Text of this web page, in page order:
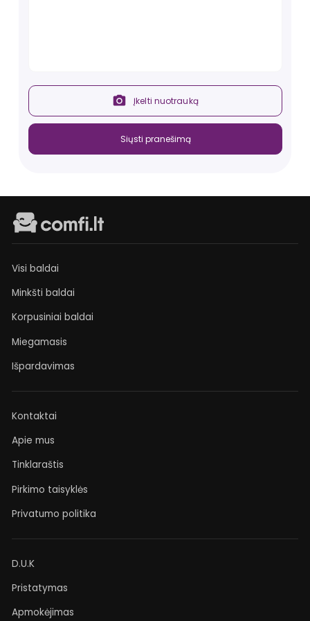
Įkelti nuotrauką
Siųsti pranešimą
Visi baldai
Minkšti baldai
Korpusiniai baldai
Miegamasis
Išpardavimas
Kontaktai
Apie mus
Tinklaraštis
Pirkimo taisyklės
Privatumo politika
D.U.K
Pristatymas
Apmokėjimas